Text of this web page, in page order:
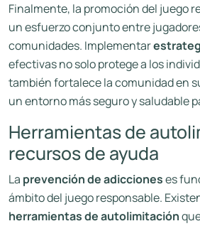
Finalmente, la promoción del juego
un esfuerzo conjunto entre
comunidades. Implementar
efectivas no solo protege a los
también fortalece la comunidad en
un entorno más seguro y saludable
Herramientas de
recursos de ayuda
La prevención de adiccioneses
ámbito del juego responsable.
herramientas de autolimitación